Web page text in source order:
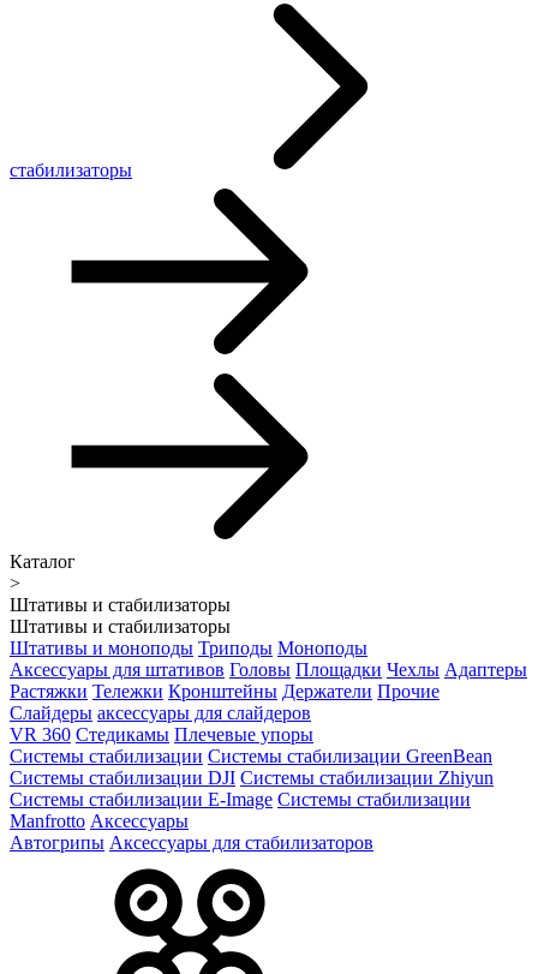
стабилизаторы
Каталог
>
Штативы и стабилизаторы
Штативы и стабилизаторы
Штативы и моноподы Триподы Моноподы
Аксессуары для штативов Головы Площадки Чехлы Адаптеры
Растяжки Тележки Кронштейны Держатели Прочие
Слайдеры аксессуары для слайдеров
VR 360 Стедикамы Плечевые упоры
Системы стабилизации Системы стабилизации GreenBean
Системы стабилизации DJI Системы стабилизации Zhiyun
Системы стабилизации E-Image Системы стабилизации
Manfrotto Аксессуары
Автогрипы Аксессуары для стабилизаторов